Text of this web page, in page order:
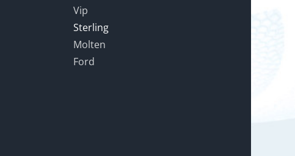
Vip
Sterling
Molten
Ford